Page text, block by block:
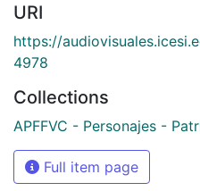
URI
https://
4978
Collections
APFFVC - Personajes -
Full item page